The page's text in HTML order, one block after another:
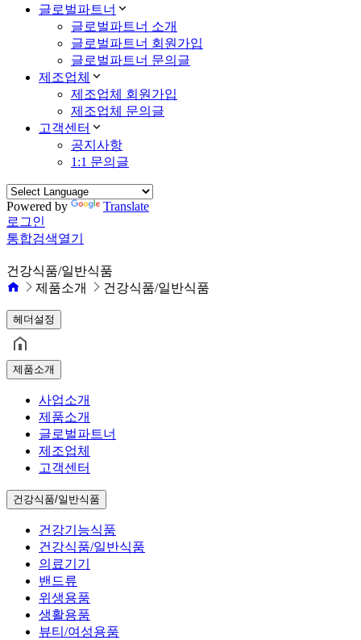
글로벌파트너
글로벌파트너 소개
글로벌파트너 회원가입
글로벌파트너 문의글
제조업체
제조업체 회원가입
제조업체 문의글
고객센터
공지사항
1:1 문의글
Powered by
Translate
로그인
통합검색열기
건강식품/일반식품
제품소개
건강식품/일반식품
헤더설정
제품소개
사업소개
제품소개
글로벌파트너
제조업체
고객센터
건강식품/일반식품
건강기능식품
건강식품/일반식품
의료기기
밴드류
위생용품
생활용품
뷰티/여성용품